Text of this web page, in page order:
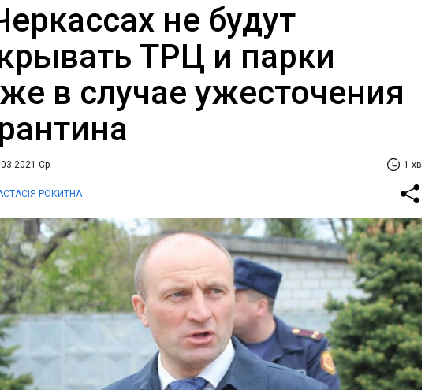
не будут
ТРЦ и парки
в случае ужесточения
Ср 1 хв
РОКИТНА